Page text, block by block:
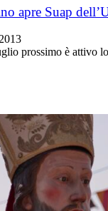
apre Suap
prossimo è attivo